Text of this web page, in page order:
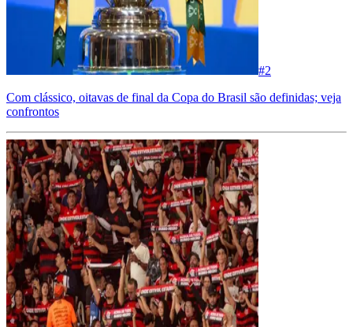
#2
Com clássico, oitavas de final da Copa do Brasil são definidas; veja
confrontos